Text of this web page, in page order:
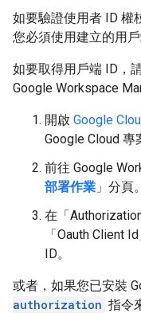
如要驗證使用者 ID 權
您必須使用建立的用戶
如要取得用戶端 ID，
Google Workspace
開啟 Google
Google Cloud 專
前往 Google
部署作業 」分頁。
在「
「Oauth Client
ID。
或者，如果您已安裝
authorization 指令